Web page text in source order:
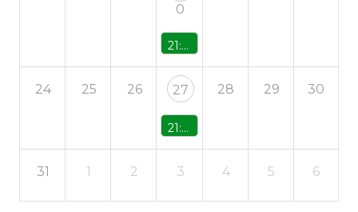
0
21:00 - Concierto «Lost in Covers»
24 25 26 27
21:00 - Concierto Jesús Ayesta
28 29 30
31 1 2 3 4 5 6